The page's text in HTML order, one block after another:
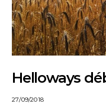
Helloways
27/09/2018